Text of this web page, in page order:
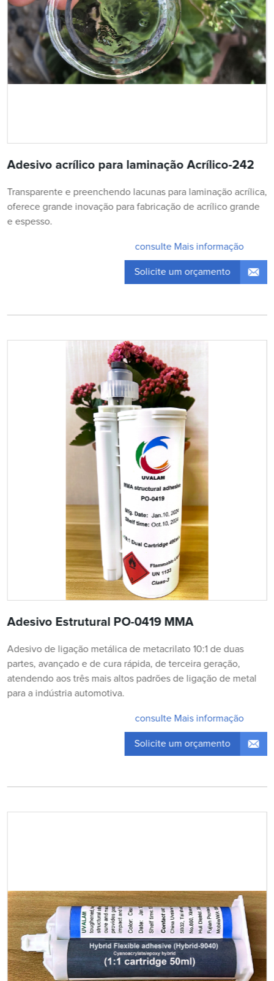
Adesivo acrílico para laminação Acrílico-242
Transparente e preenchendo lacunas para laminação acrílica,
oferece grande inovação para fabricação de acrílico grande
e espesso.
consulte Mais informação
Solicite um orçamento
Adesivo Estrutural PO-0419 MMA
Adesivo de ligação metálica de metacrilato 10:1 de duas
partes, avançado e de cura rápida, de terceira geração,
atendendo aos três mais altos padrões de ligação de metal
para a indústria automotiva.
consulte Mais informação
Solicite um orçamento